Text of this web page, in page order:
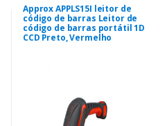
Approx APPLS15I leitor de
código de barras Leitor de
código de barras portátil 1D
CCD Preto, Vermelho